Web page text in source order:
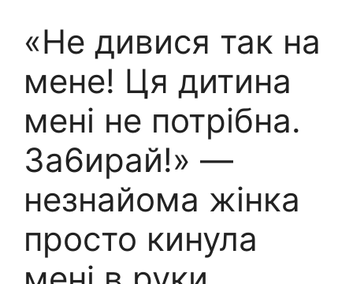
«Не дивися так на
мене! Ця дитина
мені не потрібна.
За6ирай!» —
незнайома жінка
просто кинула